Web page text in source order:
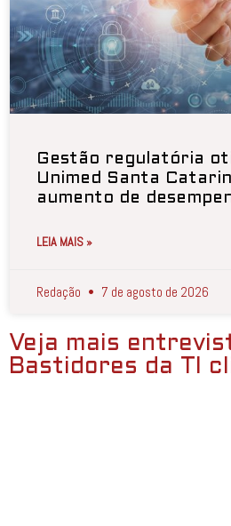
Gestão regulatória
Unimed Santa
aumento de
LEIA MAIS »
Redação 7 de agosto de 2026
Veja mais
Bastidores da TI